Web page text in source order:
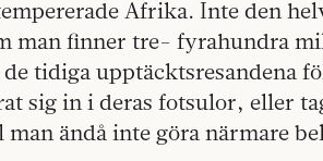
Afrika. Inte den
man finner tre- fyrahundra
tidiga upptäcktsresandena
sig in i deras fotsulor, eller
ändå inte göra närmare